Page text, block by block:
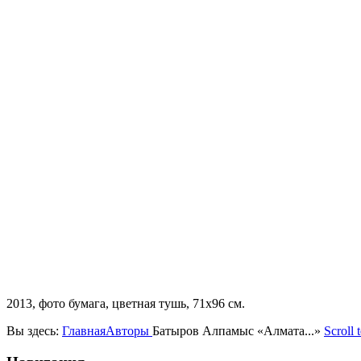
2013, фото бумага, цветная тушь, 71х96 см.
Вы здесь: ГлавнаяАвторы Батыров Алпамыс «Алмата...» Scroll